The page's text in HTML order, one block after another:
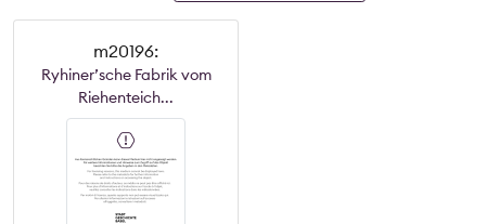
m20196:
Ryhiner’sche Fabrik vom
Riehenteich...